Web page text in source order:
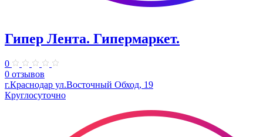
Гипер Лента. Гипермаркет.
0
0 отзывов
г.Краснодар ул.Восточный Обход, 19
Круглосуточно